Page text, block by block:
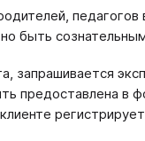
быть
запрашивается
предоставлена в